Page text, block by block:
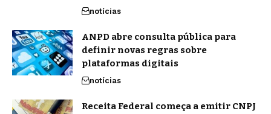
notícias
ANPD abre consulta pública para
definir novas regras sobre
plataformas digitais
notícias
Receita Federal começa a emitir CNPJ